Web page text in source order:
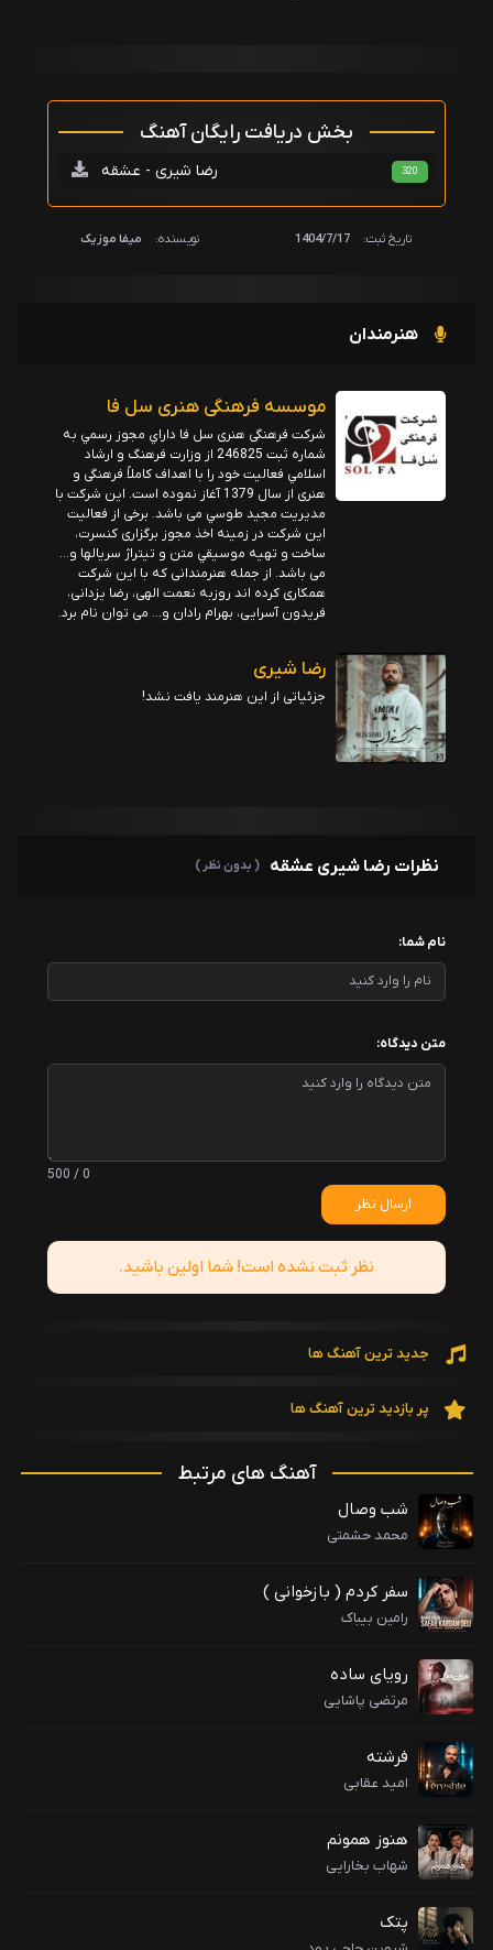
بخش دریافت رایگان آهنگ
رضا شیری - عشقه 320
تاریخ ثبت: 1404/7/17 نویسنده: میفا موزیک
هنرمندان
موسسه فرهنگی هنری سل فا
شرکت فرهنگی هنری سل فا داراي مجوز رسمي به
شماره ثبت 246825 از وزارت فرهنگ و ارشاد
اسلامي فعاليت خود را با اهداف کاملاً فرهنگی و
هنری از سال 1379 آغاز نموده است. این شرکت با
مدیریت مجيد طوسي می باشد. برخی از فعالیت
این شرکت در زمینه اخذ مجوز برگزاری کنسرت،
ساخت و تهيه موسيقي متن و تيتراژ سريالها و...
می باشد. از جمله هنرمندانی که با این شرکت
همکاری کرده اند روزبه نعمت الهی، رضا یزدانی،
فریدون آسرایی، بهرام رادان و... می توان نام برد.
رضا شیری
جزئیاتی از این هنرمند یافت نشد!
نظرات رضا شیری عشقه ( بدون نظر )
نام شما:
متن دیدگاه:
0 / 500
ارسال نظر
نظر ثبت نشده است! شما اولین باشید.
جدید ترین آهنگ ها
پر بازدید ترین آهنگ ها
آهنگ های مرتبط
شب وصال
محمد حشمتی
سفر کردم ( بازخوانی )
رامین بیباک
رویای ساده
مرتضی پاشایی
فرشته
امید عقابی
هنوز همونم
شهاب بخارایی
پتک